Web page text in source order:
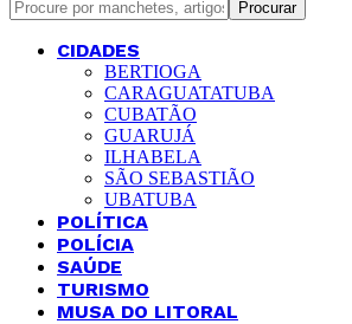
CIDADES
BERTIOGA
CARAGUATATUBA
CUBATÃO
GUARUJÁ
ILHABELA
SÃO SEBASTIÃO
UBATUBA
POLÍTICA
POLÍCIA
SAÚDE
TURISMO
MUSA DO LITORAL